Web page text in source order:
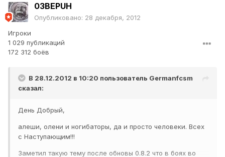
03BEPUH
Опубликовано: 28 декабря, 2012
Игроки
1 029 публикаций
172 312 боёв
В 28.12.2012 в 10:20 пользователь Germanfcsm
сказал:
День Добрый,
алеши, олени и ногибаторы, да и просто человеки. Всех
с Наступающим!!!
Заметил такую тему после обновы 0.8.2 что в боях во